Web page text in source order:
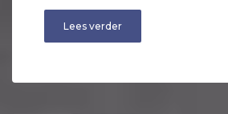
Lees verder